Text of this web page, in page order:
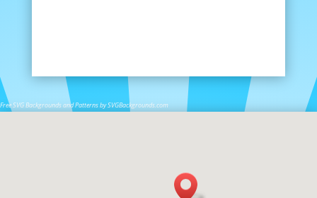
Free SVG Backgrounds and Patterns by SVGBackgrounds.com